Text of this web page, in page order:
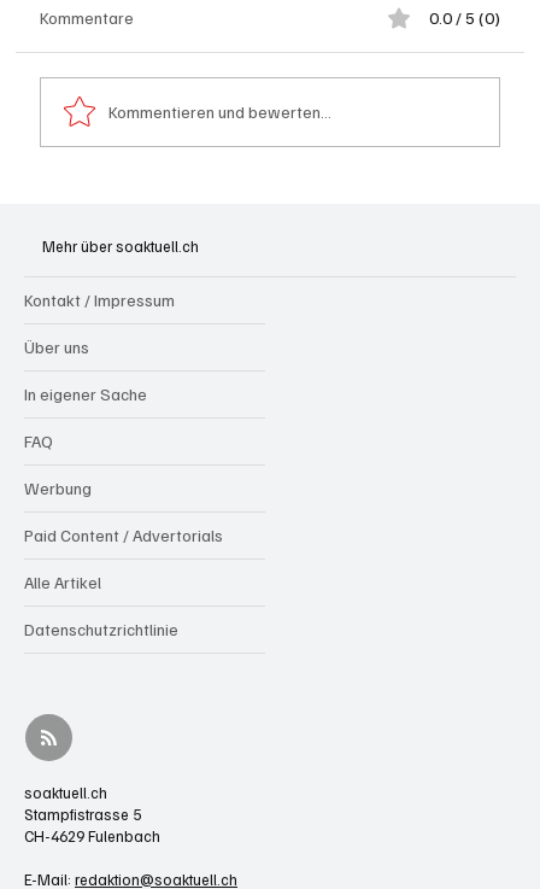
Kommentare 0.0 / 5 (0)
Kommentieren und bewerten...
Mehr über soaktuell.ch
Kontakt / Impressum
Über uns
In eigener Sache
FAQ
Werbung
Paid Content / Advertorials
Alle Artikel
Datenschutzrichtlinie
soaktuell.ch
Stampfistrasse 5
CH-4629 Fulenbach
E-Mail: redaktion@soaktuell.ch